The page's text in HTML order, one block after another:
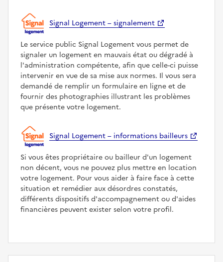
Signal Logement – signalement
Le service public Signal Logement vous permet de
signaler un logement en mauvais état ou dégradé à
l'administration compétente, afin que celle-ci puisse
intervenir en vue de sa mise aux normes. Il vous sera
demandé de remplir un formulaire en ligne et de
fournir des photographies illustrant les problèmes
que présente votre logement.
Signal Logement – informations bailleurs
Si vous êtes propriétaire ou bailleur d'un logement
non décent, vous ne pouvez plus mettre en location
votre logement. Pour vous aider à faire face à cette
situation et remédier aux désordres constatés,
différents dispositifs d'accompagnement ou d'aides
financières peuvent exister selon votre profil.